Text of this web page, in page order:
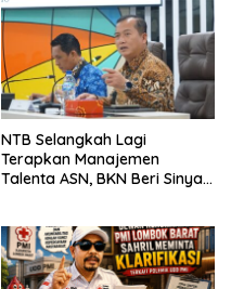
NTB Selangkah Lagi
Terapkan Manajemen
Talenta ASN, BKN Beri Sinyal